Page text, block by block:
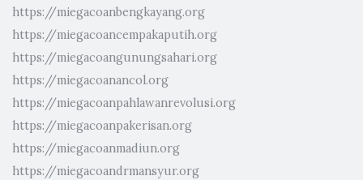
https://miegacoanbengkayang.org
https://miegacoancempakaputih.org
https://miegacoangunungsahari.org
https://miegacoanancol.org
https://miegacoanpahlawanrevolusi.org
https://miegacoanpakerisan.org
https://miegacoanmadiun.org
https://miegacoandrmansyur.org